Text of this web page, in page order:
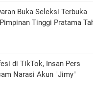
Buka Seleksi Terbuka
Tinggi Pratama
di TikTok, Insan Pers
Narasi Akun "Jimy"